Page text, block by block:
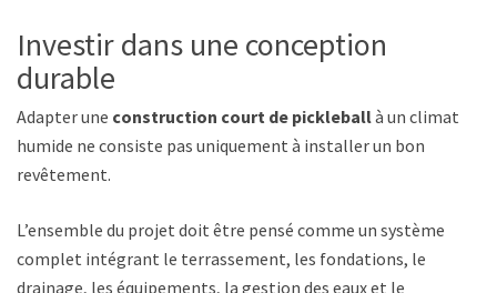
Investir dans une conception
durable
Adapter une construction court de pickleballà un climat
humide ne consiste pas uniquement à installer un bon
revêtement.
L’ensemble du projet doit être pensé comme un système
complet intégrant le terrassement, les fondations, le
drainage, les équipements, la gestion des eaux et le